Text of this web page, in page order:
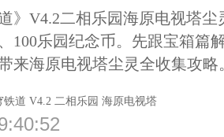
》V4.2二相乐园海原电视塔
100乐园纪念币。先跟宝箱篇
来海原电视塔尘灵全收集攻略
铁道 V4.2 二相乐园 海原电视塔